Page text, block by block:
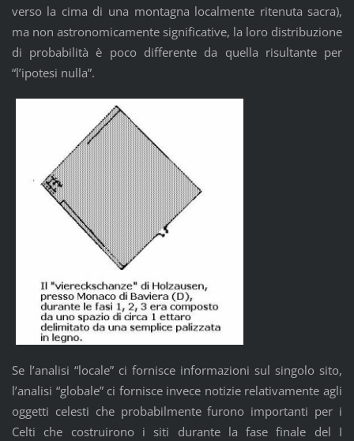
verso la cima di una montagna localmente ritenuta sacra),
ma non astronomicamente significative, la loro distribuzione
di probabilità è poco differente da quella risultante per
“l’ipotesi nulla”.
Se l’analisi “locale” ci fornisce informazioni sul singolo sito,
l’analisi “globale” ci fornisce invece notizie relativamente agli
oggetti celesti che probabilmente furono importanti per i
Celti che costruirono i siti durante la fase finale del I